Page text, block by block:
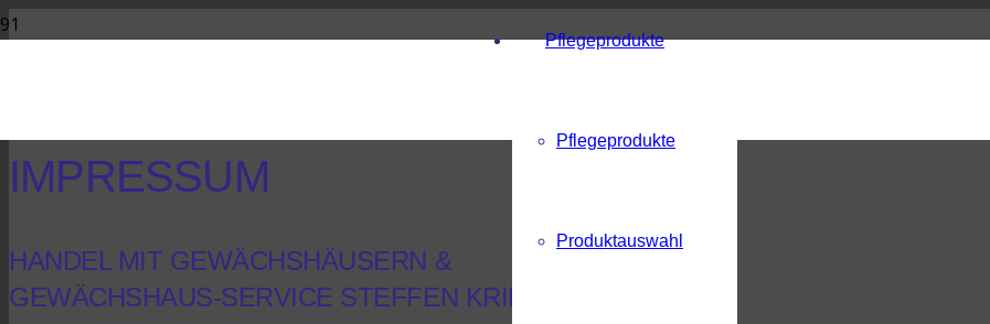
Pflegeprodukte
Pflegeprodukte
Produktauswahl
IMPRESSUM
HANDEL MIT GEWÄCHSHÄUSERN &
GEWÄCHSHAUS-SERVICE STEFFEN KRIEG